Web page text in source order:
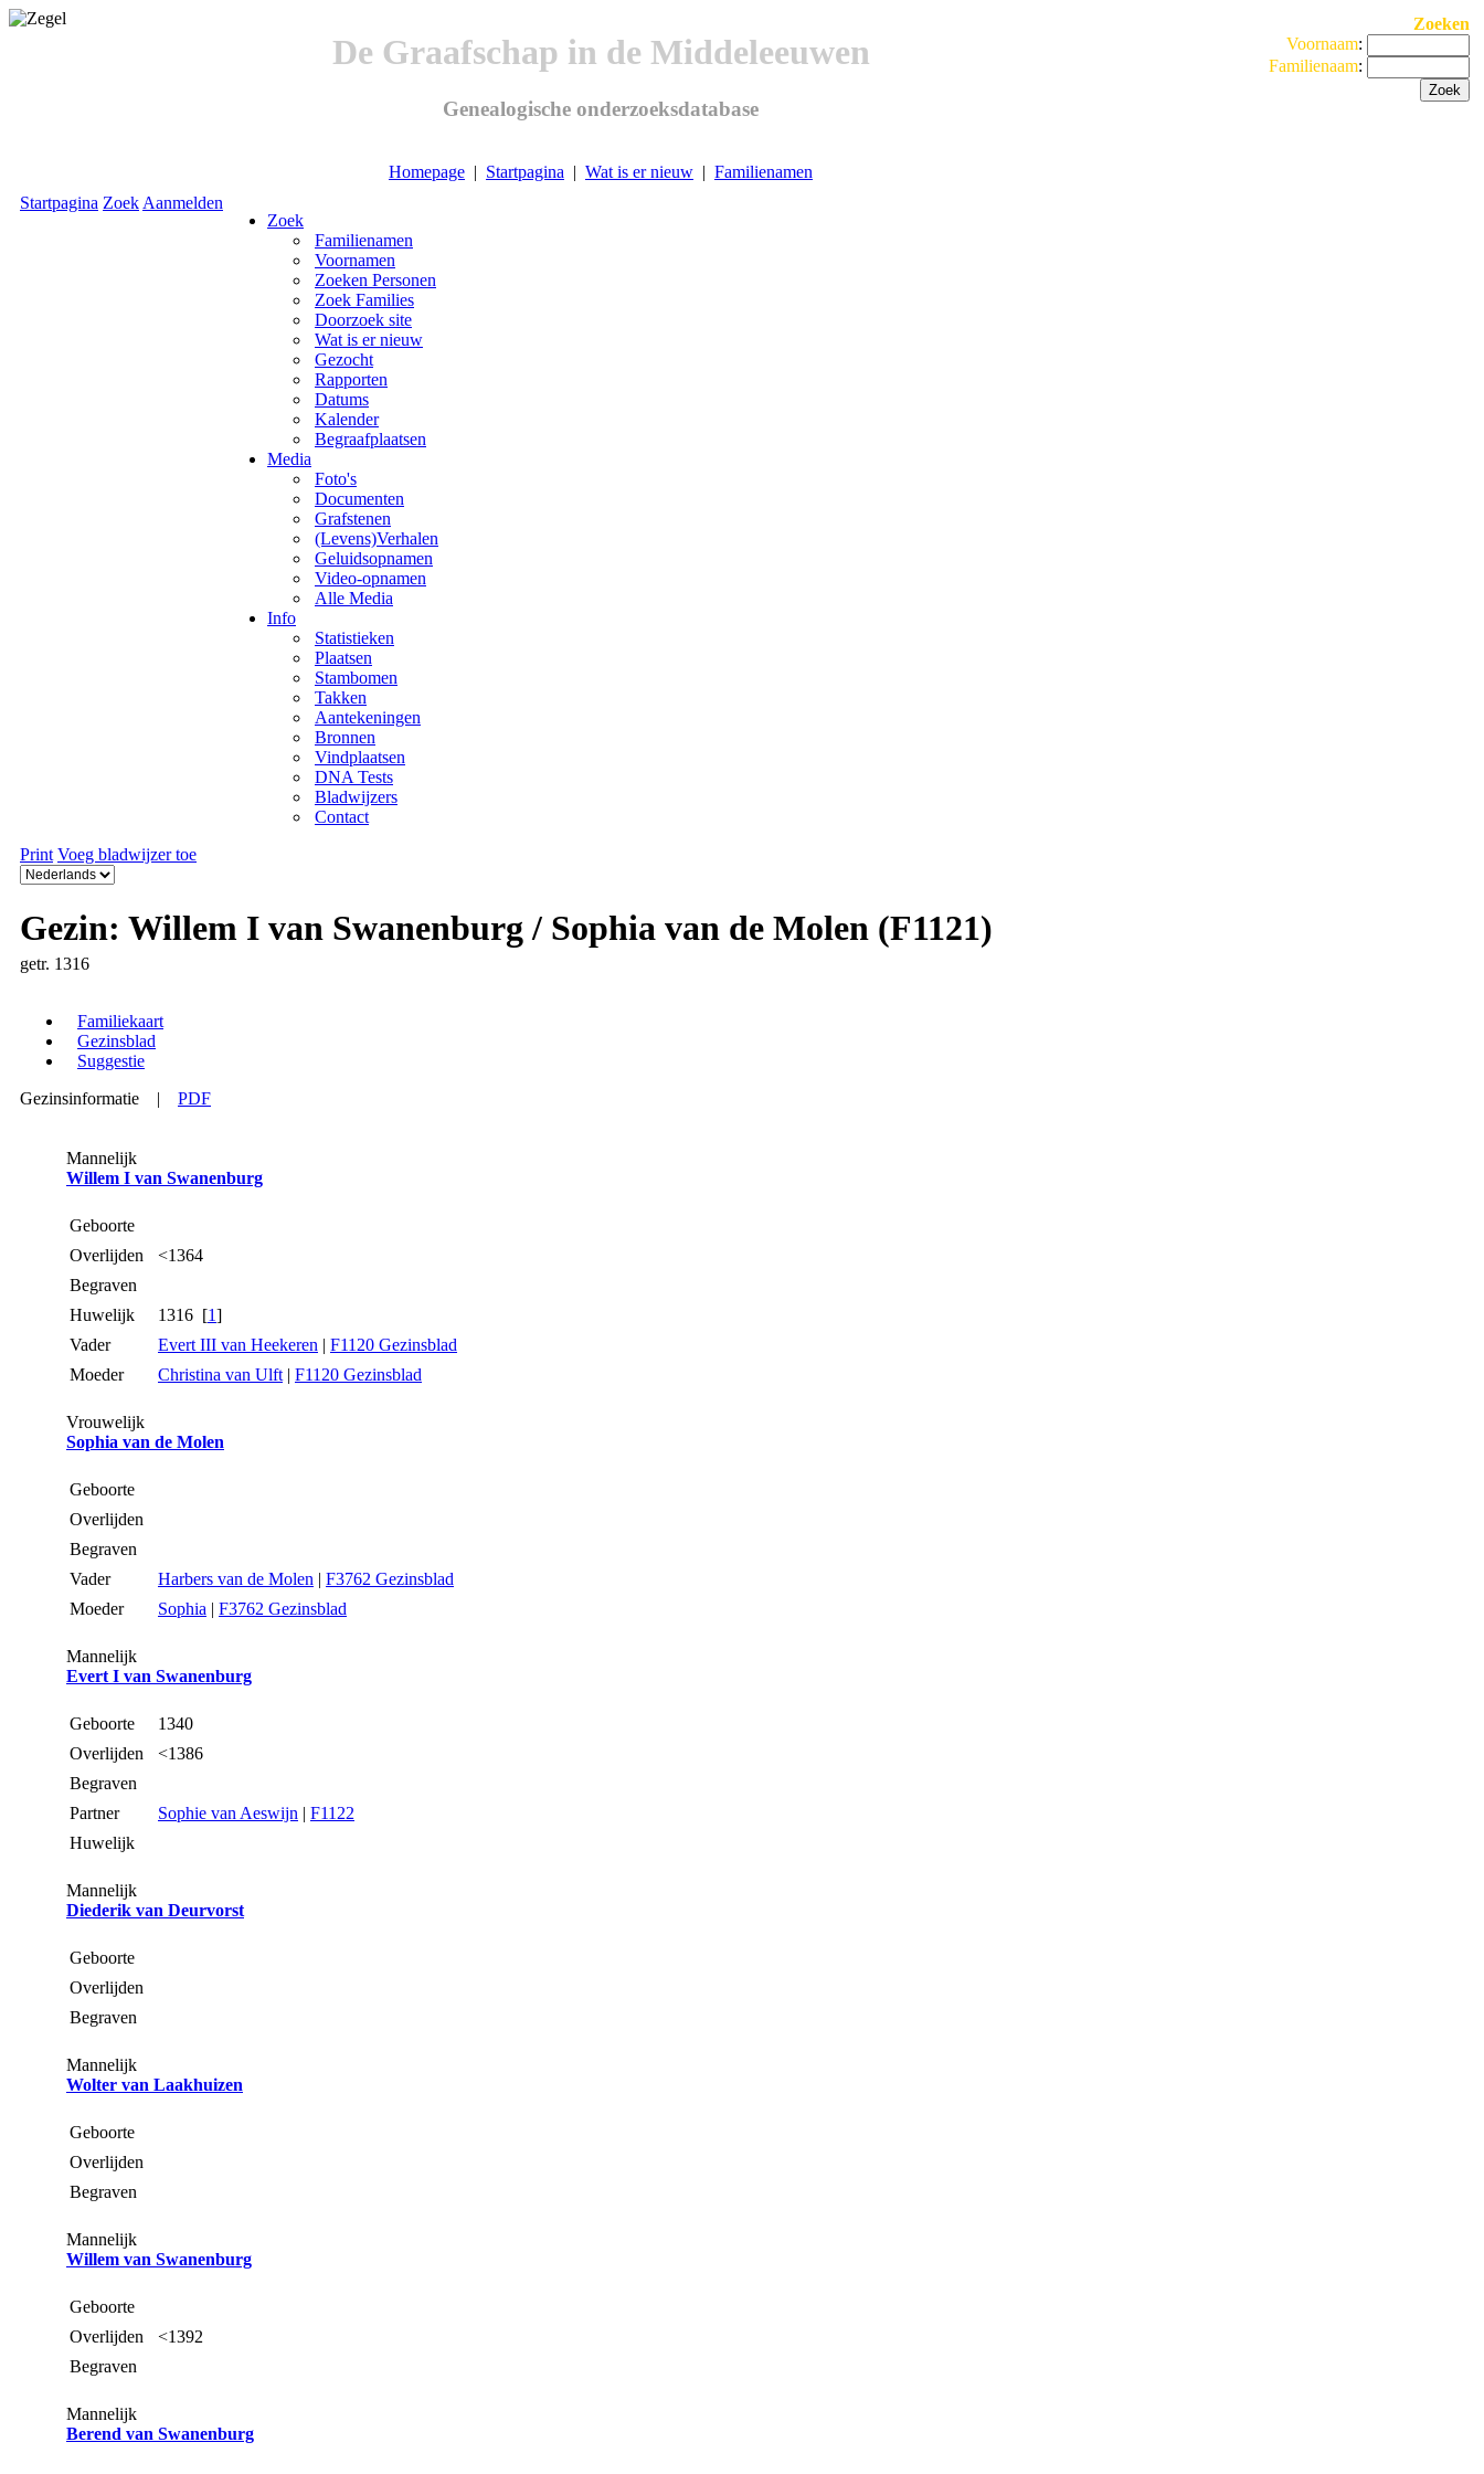
De Graafschap in de Middeleeuwen
Genealogische onderzoeksdatabase
Homepage | Startpagina | Wat is er nieuw | Familienamen
Zoeken
Voornaam:
Familienaam:
Startpagina Zoek Aanmelden
Zoek
Familienamen
Voornamen
Zoeken Personen
Zoek Families
Doorzoek site
Wat is er nieuw
Gezocht
Rapporten
Datums
Kalender
Begraafplaatsen
Media
Foto's
Documenten
Grafstenen
(Levens)Verhalen
Geluidsopnamen
Video-opnamen
Alle Media
Info
Statistieken
Plaatsen
Stambomen
Takken
Aantekeningen
Bronnen
Vindplaatsen
DNA Tests
Bladwijzers
Contact
Print Voeg bladwijzer toe
Gezin: Willem I van Swanenburg / Sophia van de Molen (F1121)
getr. 1316
Familiekaart
Gezinsblad
Suggestie
Gezinsinformatie | PDF
Mannelijk
Willem I van Swanenburg
Geboorte
Overlijden
<1364
Begraven
Huwelijk
1316 [1]
Vader
Evert III van Heekeren | F1120 Gezinsblad
Moeder
Christina van Ulft| F1120 Gezinsblad
Vrouwelijk
Sophia van de Molen
Geboorte
Overlijden
Begraven
Vader
Harbers van de Molen | F3762 Gezinsblad
Moeder
Sophia | F3762 Gezinsblad
Mannelijk
Evert I van Swanenburg
Geboorte
1340
Overlijden
<1386
Begraven
Partner
Sophie van Aeswijn | F1122
Huwelijk
Mannelijk
Diederik van Deurvorst
Geboorte
Overlijden
Begraven
Mannelijk
Wolter van Laakhuizen
Geboorte
Overlijden
Begraven
Mannelijk
Willem van Swanenburg
Geboorte
Overlijden
<1392
Begraven
Mannelijk
Berend van Swanenburg